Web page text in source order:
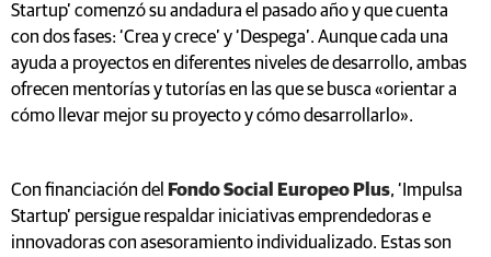
Startup’ comenzó su andadura el pasado año y que cuenta
con dos fases: ‘Crea y crece’ y ‘Despega’. Aunque cada una
ayuda a proyectos en diferentes niveles de desarrollo, ambas
ofrecen mentorías y tutorías en las que se busca «orientar a
cómo llevar mejor su proyecto y cómo desarrollarlo».
Con financiación del Fondo Social Europeo Plus, ‘Impulsa
Startup’ persigue respaldar iniciativas emprendedoras e
innovadoras con asesoramiento individualizado. Estas son